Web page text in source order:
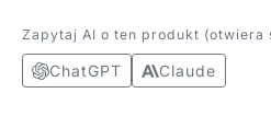
Zapytaj AI o ten produkt (otwiera
ChatGPT Claude